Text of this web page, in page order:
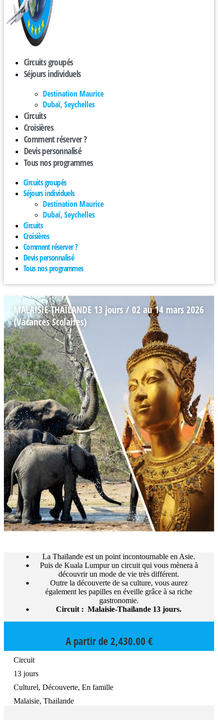
Circuits groupés
Séjours individuels
Destination Maurice
Dubaï, Seychelles
Circuits
Croisières
Comment réserver ?
Devis personnalisé
Tous nos programmes
Circuits groupés
Séjours individuels
Destination Maurice
Dubaï, Seychelles
Circuits
Croisières
Comment réserver ?
Devis personnalisé
Tous nos programmes
MALAISIE-THAÏLANDE 13 jours / 02 au 14 mars 2026
(Vacances Scolaires)
La Thaïlande est un point incontournable en Asie.
Puis de Kuala Lumpur un circuit qui vous mènera à
découvrir un mode de vie très différent.
Outre la découverte de sa culture, vous aurez
également les papilles en éveille grâce à sa riche
gastronomie.
Circuit : Malaisie-Thaïlande 13 jours.
A partir de 2,430.00 €
Circuit
13 jours
Culturel, Découverte, En famille
Malaisie, Thailande